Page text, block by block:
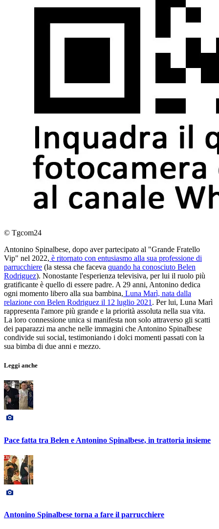
© Tgcom24
Antonino Spinalbese, dopo aver partecipato al "Grande Fratello
Vip" nel 2022, è ritornato con entusiasmo alla sua professione di
parrucchiere (la stessa che faceva quando ha conosciuto Belen
Rodriguez). Nonostante l'esperienza televisiva, per lui il ruolo più
gratificante è quello di essere padre. A 29 anni, Antonino dedica
ogni momento libero alla sua bambina, Luna Marì, nata dalla
relazione con Belen Rodriguez il 12 luglio 2021 . Per lui, Luna Marì
rappresenta l'amore più grande e la priorità assoluta nella sua vita.
La loro connessione unica si manifesta non solo attraverso gli scatti
dei paparazzi ma anche nelle immagini che Antonino Spinalbese
condivide sui social, testimoniando i dolci momenti passati con la
sua bimba di due anni e mezzo.
Leggi anche
Pace fatta tra Belen e Antonino Spinalbese, in trattoria insieme
Antonino Spinalbese torna a fare il parrucchiere